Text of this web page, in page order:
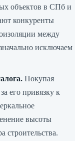
объектов в СПб и
конкуренты
между
исключаем
Покупая
его привязку к
высоты
строительства.